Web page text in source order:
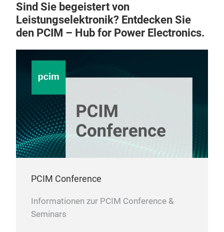
Sind Sie begeistert von
Leistungselektronik? Entdecken Sie
den PCIM – Hub for Power Electronics.
PCIM Conference
Informationen zur PCIM Conference &
Seminars